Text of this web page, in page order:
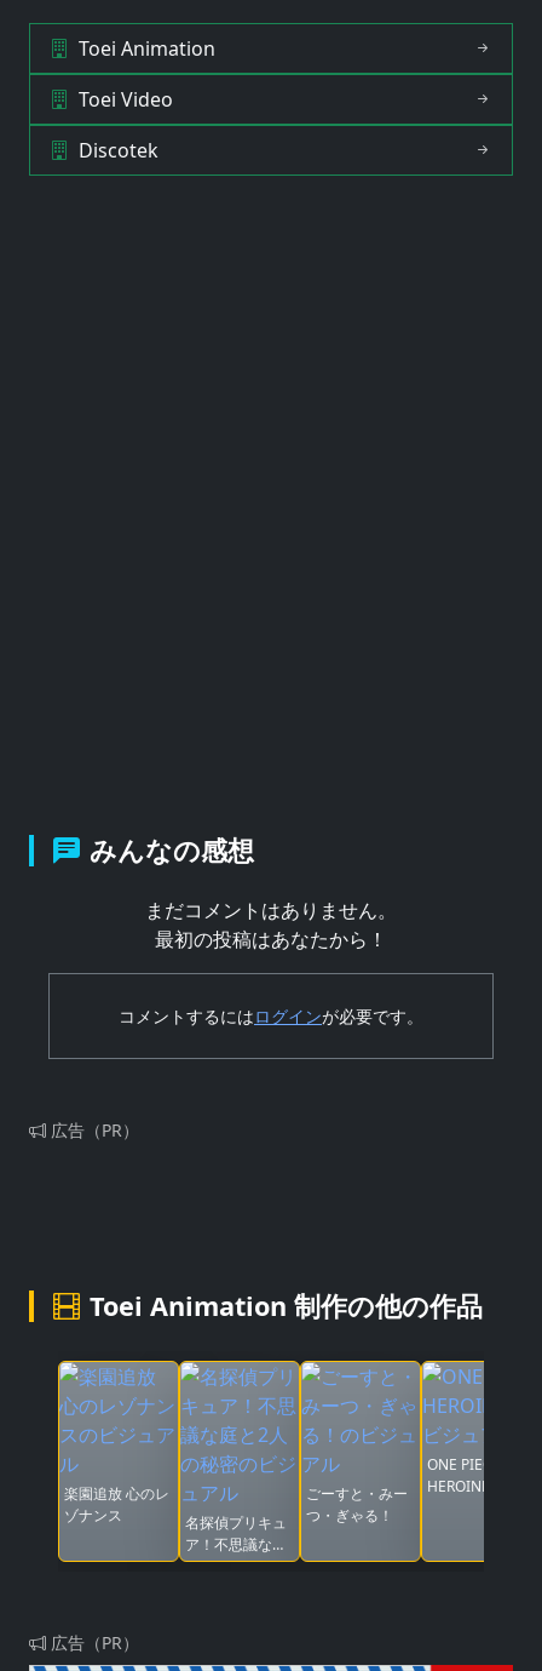
Toei Animation
Toei Video
Discotek
みんなの感想
まだコメントはありません。
最初の投稿はあなたから！
コメントするにはログインが必要です。
広告（PR）
Toei Animation 制作の他の作品
楽園追放 心のレ
ゾナンス
名探偵プリキュ
ア！不思議な庭
と2人の秘密
ごーすと・みー
つ・ぎゃる！
ONE PIECE
HEROINES
広告（PR）